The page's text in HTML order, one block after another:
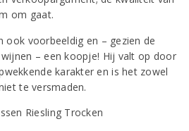
om gaat.
ook voorbeeldig en – gezien de
– een koopje! Hij valt op door
karakter en is het zowel
te versmaden.